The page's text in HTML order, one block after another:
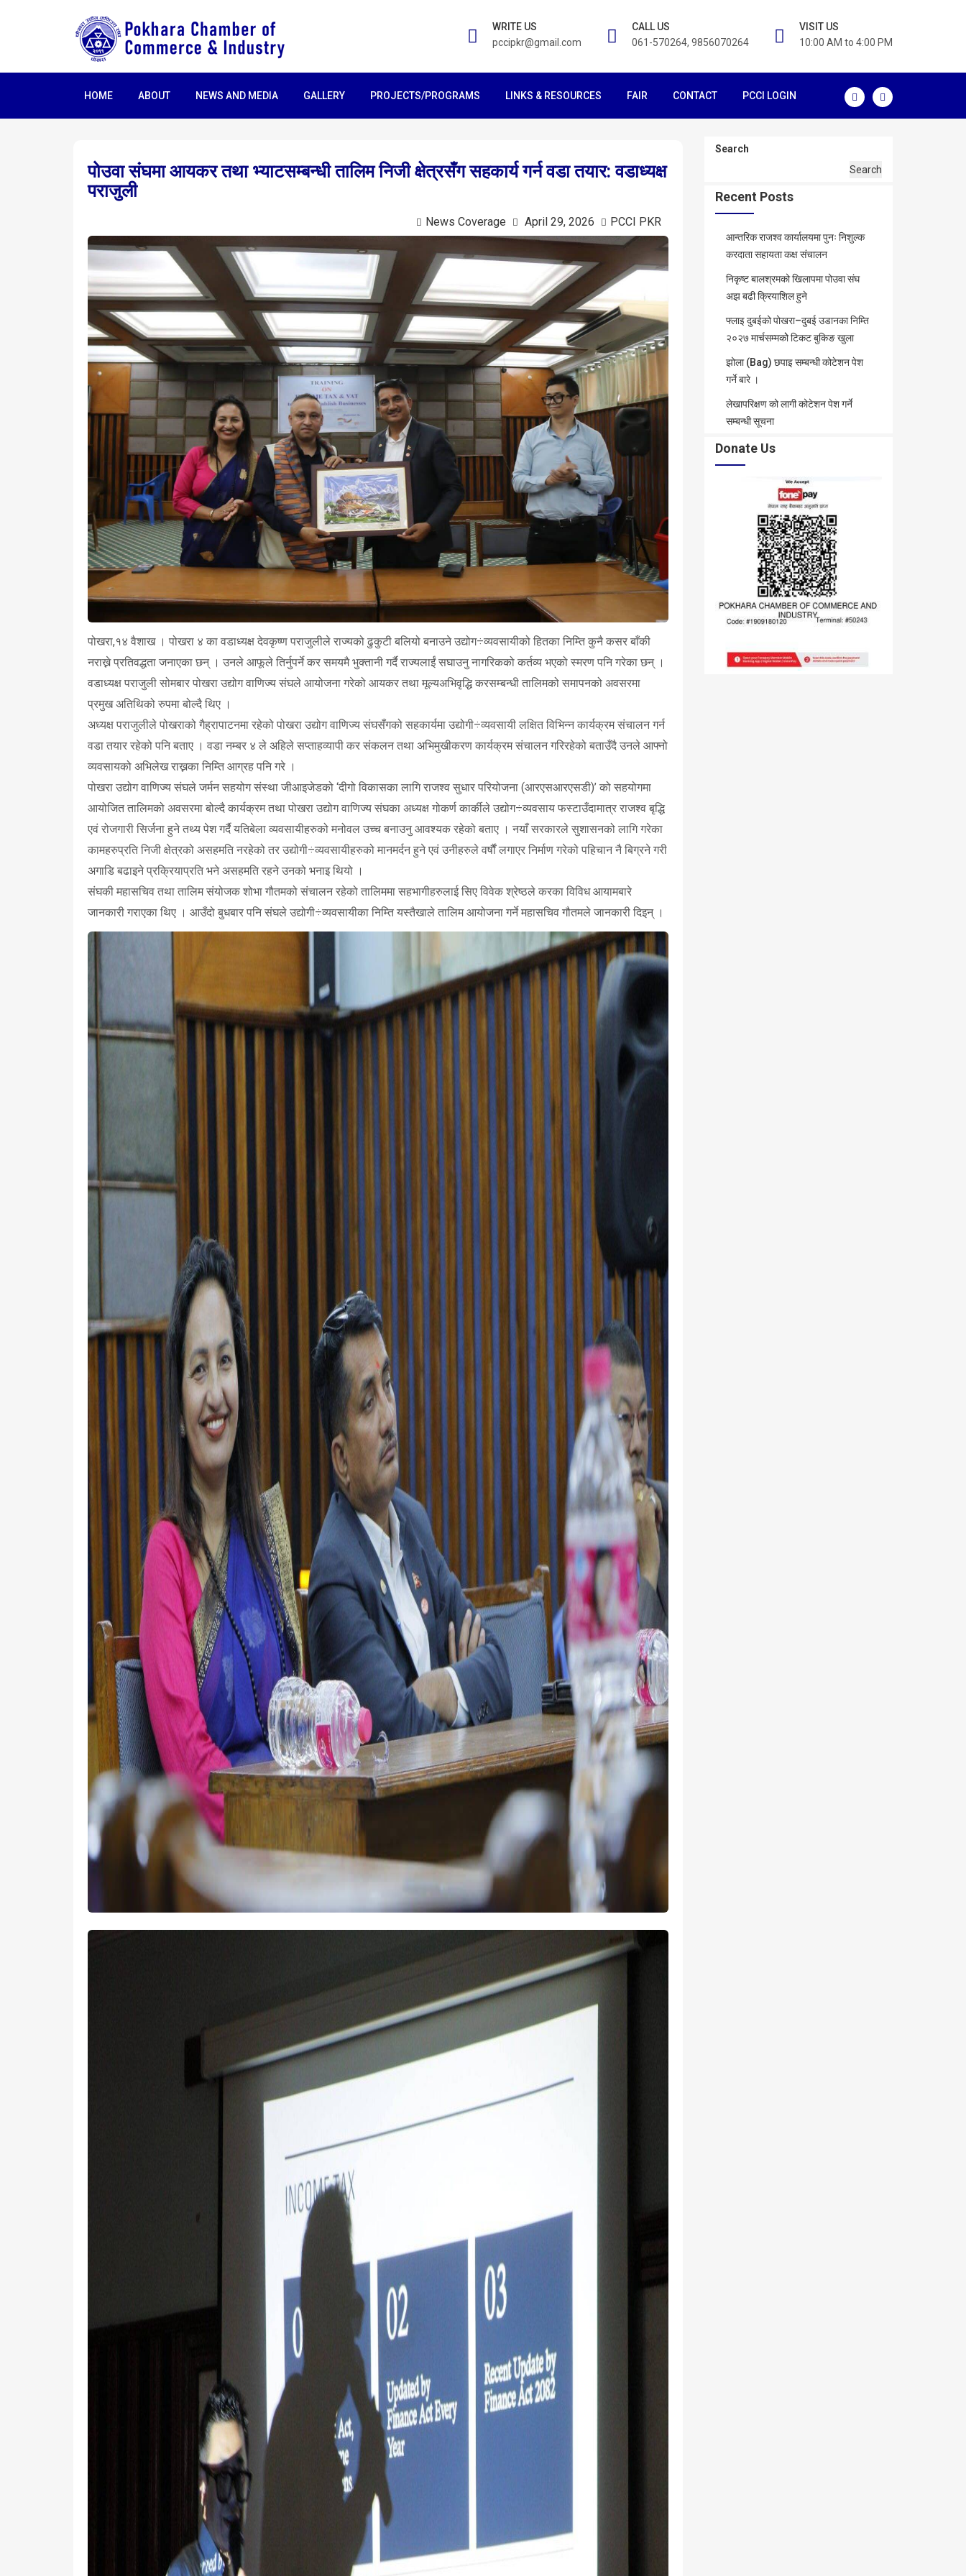
WRITE US
pccipkr@gmail.com
CALL US
061-570264, 9856070264
VISIT US
10:00 AM to 4:00 PM
HOME ABOUT NEWS AND MEDIA GALLERY PROJECTS/PROGRAMS LINKS & RESOURCES FAIR CONTACT PCCI LOGIN
पोउवा संघमा आयकर तथा भ्याटसम्बन्धी तालिम निजी क्षेत्रसँग सहकार्य गर्न वडा तयार: वडाध्यक्ष
पराजुली
News Coverage April 29, 2026 PCCI PKR
पोखरा,१४ वैशाख । पोखरा ४ का वडाध्यक्ष देवकृष्ण पराजुलीले राज्यको ढुकुटी बलियो बनाउने उद्योग÷व्यवसायीको हितका निम्ति कुनै कसर बाँकी
नराख्ने प्रतिवद्धता जनाएका छन् । उनले आफूले तिर्नुपर्ने कर समयमै भुक्तानी गर्दै राज्यलाईं सघाउनु नागरिकको कर्तव्य भएको स्मरण पनि गरेका छन् ।
वडाध्यक्ष पराजुली सोमबार पोखरा उद्योग वाणिज्य संघले आयोजना गरेको आयकर तथा मूल्यअभिवृद्धि करसम्बन्धी तालिमको समापनको अवसरमा
प्रमुख अतिथिको रुपमा बोल्दै थिए ।
अध्यक्ष पराजुलीले पोखराको गैह्रापाटनमा रहेको पोखरा उद्योग वाणिज्य संघसँगको सहकार्यमा उद्योगी÷व्यवसायी लक्षित विभिन्न कार्यक्रम संचालन गर्न
वडा तयार रहेको पनि बताए । वडा नम्बर ४ ले अहिले सप्ताहव्यापी कर संकलन तथा अभिमुखीकरण कार्यक्रम संचालन गरिरहेको बताउँदै उनले आफ्नो
व्यवसायको अभिलेख राख्नका निम्ति आग्रह पनि गरे ।
पोखरा उद्योग वाणिज्य संघले जर्मन सहयोग संस्था जीआइजेडको ‘दीगो विकासका लागि राजश्व सुधार परियोजना (आरएसआरएसडी)’ को सहयोगमा
आयोजित तालिमको अवसरमा बोल्दै कार्यक्रम तथा पोखरा उद्योग वाणिज्य संघका अध्यक्ष गोकर्ण कार्कीले उद्योग÷व्यवसाय फस्टाउँदामात्र राजश्व बृद्धि
एवं रोजगारी सिर्जना हुने तथ्य पेश गर्दै यतिबेला व्यवसायीहरुको मनोवल उच्च बनाउनु आवश्यक रहेको बताए । नयाँ सरकारले सुशासनको लागि गरेका
कामहरुप्रति निजी क्षेत्रको असहमति नरहेको तर उद्योगी÷व्यवसायीहरुको मानमर्दन हुने एवं उनीहरुले वर्षौं लगाएर निर्माण गरेको पहिचान नै बिग्रने गरी
अगाडि बढाइने प्रक्रियाप्रति भने असहमति रहने उनको भनाइ थियो ।
संघकी महासचिव तथा तालिम संयोजक शोभा गौतमको संचालन रहेको तालिममा सहभागीहरुलाई सिए विवेक श्रेष्ठले करका विविध आयामबारे
जानकारी गराएका थिए । आउँदो बुधबार पनि संघले उद्योगी÷व्यवसायीका निम्ति यस्तैखाले तालिम आयोजना गर्ने महासचिव गौतमले जानकारी दिइन् ।
Search
Search
Recent Posts
आन्तरिक राजश्व कार्यालयमा पुनः निशुल्क
करदाता सहायता कक्ष संचालन
निकृष्ट बालश्रमको खिलापमा पोउवा संघ
अझ बढी क्रियाशिल हुने
फ्लाइ दुबईको पोखरा–दुबई उडानका निम्ति
२०२७ मार्चसम्मकोे टिकट बुकिङ खुला
झोला (Bag) छपाइ सम्बन्धी कोटेशन पेश
गर्ने बारे ।
लेखापरिक्षण को लागी कोटेशन पेश गर्ने
सम्बन्धी सूचना
Donate Us